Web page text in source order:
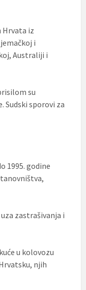
Hrvata iz
i
Australiji i
su
Sudski sporovi za
1995. godine
zastrašivanja i
u kolovozu
njih